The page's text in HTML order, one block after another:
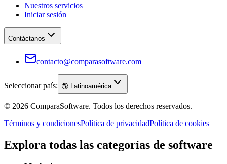
Nuestros servicios
Iniciar sesión
Contáctanos
contacto@comparasoftware.com
Seleccionar país: 🌎 Latinoamérica
© 2026 ComparaSoftware. Todos los derechos reservados.
Términos y condicionesPolítica de privacidadPolítica de cookies
Explora todas las categorías de software